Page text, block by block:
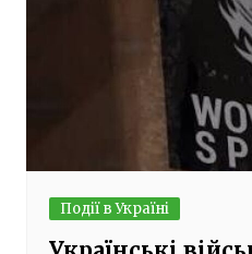
Події в Україні